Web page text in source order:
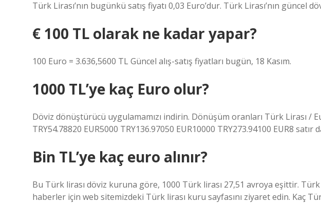
Türk Lirası’nın bugünkü satış fiyatı 0,03 Euro’dur. Türk Lirası’nın güncel
€ 100 TL olarak ne kadar yapar?
100 Euro = 3.636,5600 TL Güncel alış-satış fiyatları bugün, 18 Kasım.
1000 TL’ye kaç Euro olur?
Döviz dönüştürücü uygulamamızı indirin. Dönüşüm oranları Türk Lirası /
TRY54.78820 EUR5000 TRY136.97050 EUR10000 TRY273.94100 EUR8 satır
Bin TL’ye kaç euro alınır?
Bu Türk lirası döviz kuruna göre, 1000 Türk lirası 27,51 avroya eşittir.
haberler için web sitemizdeki Türk lirası kuru sayfasını ziyaret edin. Kaç